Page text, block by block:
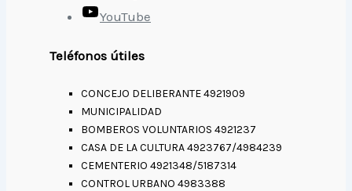
YouTube
Teléfonos útiles
CONCEJO DELIBERANTE 4921909
MUNICIPALIDAD
BOMBEROS VOLUNTARIOS 4921237
CASA DE LA CULTURA 4923767/4984239
CEMENTERIO 4921348/5187314
CONTROL URBANO 4983388